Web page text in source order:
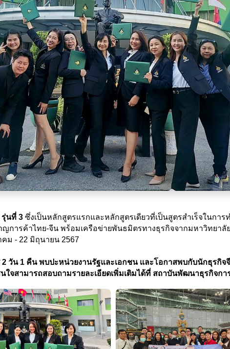
นที่ 3 ซึ่งเป็นหลักสูตรแรกและหลักสูตรเดียวที่เป็นสูตรสำเร็จในกา
ารค้าไทย-จีน พร้อมเครือข่ายพันธมิตรทางธุรกิจจากมหาวิทยาลั
คม - 22 มิถุนายน 2567
วัน 1 คืน พบปะหน่วยงานรัฐและเอกชน และโอกาสพบกับนักธุรกิจ
ใจสามารถสอบถามรายละเอียดเพิ่มเติมได้ที่ สถาบันพัฒนาธุรกิจก